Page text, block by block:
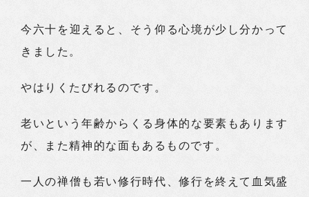
今六十を迎えると、そう仰る心境が少し分かって
きました。
やはりくたびれるのです。
老いという年齢からくる身体的な要素もあります
が、また精神的な面もあるものです。
一人の禅僧も若い修行時代、修行を終えて血気盛